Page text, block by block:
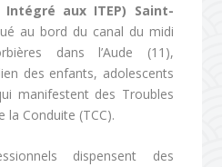
Intégré aux ITEP) Saint-
au bord du canal du midi
dans l’Aude (11),
des enfants, adolescents
manifestent des Troubles
Conduite (TCC).
dispensent des